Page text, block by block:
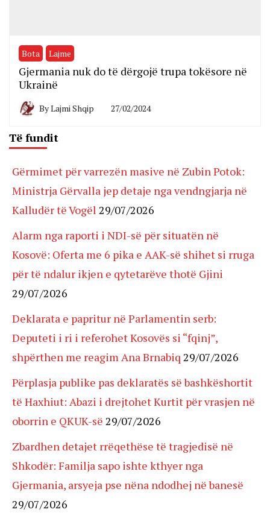
Bota Lajme
Gjermania nuk do të dërgojë trupa tokësore në
Ukrainë
ByLajmi Shqip 27/02/2024
Të fundit
Gërmimet për varrezën masive në Zubin Potok:
Ministrja Gërvalla jep detaje nga vendngjarja në
Kalludër të Vogël 29/07/2026
Alarm nga raporti i NDI-së për situatën në
Kosovë: Oferta me 6 pika e AAK-së shihet si rruga
për të ndalur ikjen e qytetarëve thotë Gjini
29/07/2026
Deklarata e papritur në Parlamentin serb:
Deputeti i ri i referohet Kosovës si “fqinj”,
shpërthen me reagim Ana Brnabiq 29/07/2026
Përplasja publike pas deklaratës së bashkëshortit
të Haxhiut: Abazi i drejtohet Kurtit për vrasjen në
oborrin e QKUK-së 29/07/2026
Zbardhen detajet rrëqethëse të tragjedisë në
Shkodër: Familja sapo ishte kthyer nga
Gjermania, arsyeja pse nëna ndodhej në banesë
29/07/2026